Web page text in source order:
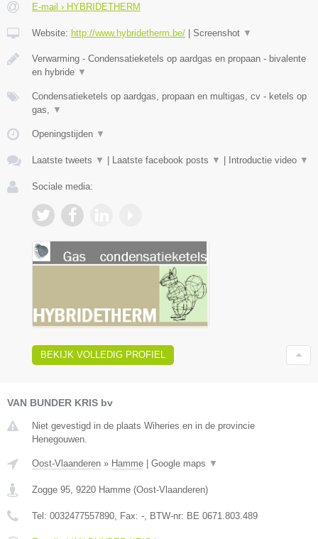
E-mail › HYBRIDETHERM
Website: http://www.hybridetherm.be/ Screenshot ▼
Verwarming - Condensatieketels op aardgas en propaan - bivalente
en hybride ▼
Condensatieketels op aardgas, propaan en multigas, cv - ketels op
gas, ▼
Openingstijden ▼
Laatste tweets ▼ Laatste facebook posts ▼ Introductie video ▼
Sociale media:
BEKIJK VOLLEDIG PROFIEL
VAN BUNDER KRIS bv
Niet gevestigd in de plaats Wiheries en in de provincie
Henegouwen.
Oost-Vlaanderen » Hamme Google maps ▼
Zogge 95, 9220 Hamme (Oost-Vlaanderen)
Tel: 0032477557890, Fax: -, BTW-nr: BE 0671.803.489